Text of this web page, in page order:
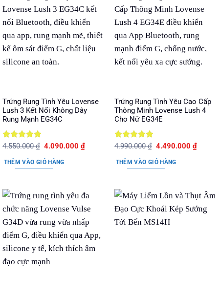
Trứng Rung Tình Yêu Lovense
Lush 3 Kết Nối Không Dây
Rung Mạnh EG34C
Được xếp
sao
4.550.000₫ Giá
là:
4.550.000 ₫.
4.090.000₫Giá
THÊM VÀO GIỎ HÀNG
Trứng Rung Tình Yêu Cao Cấp
Thông Minh Lovense Lush 4
Cho Nữ EG34E
Được xếp
sao
4.990.000₫ Giá
là:
4.990.000 ₫.
4.490.000₫Giá
THÊM VÀO GIỎ HÀNG